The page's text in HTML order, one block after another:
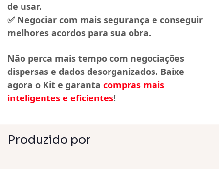
de usar.
✅ Negociar com mais segurança e conseguir
melhores acordos para sua obra.
Não perca mais tempo com negociações
dispersas e dados desorganizados. Baixe
agora o Kit e garanta compras mais
inteligentes e eficientes!
Produzido por